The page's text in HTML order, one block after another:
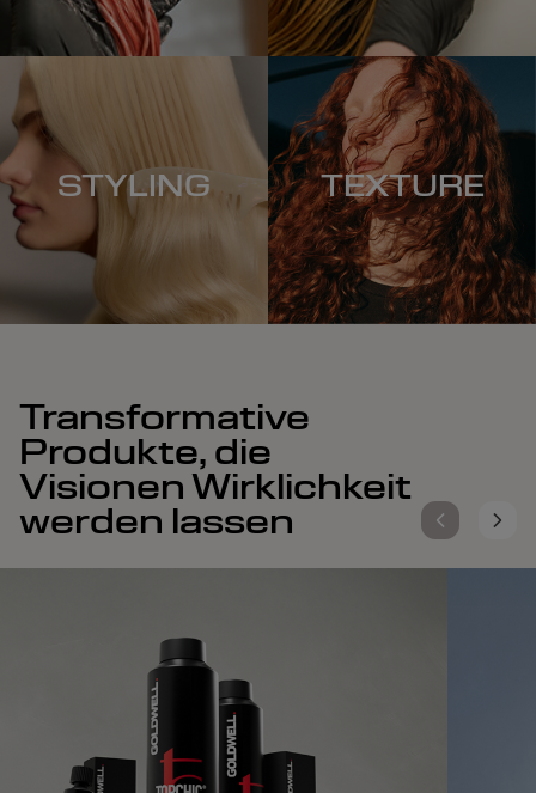
STYLING TEXTURE
Transformative
Produkte, die
Visionen Wirklichkeit
werden lassen